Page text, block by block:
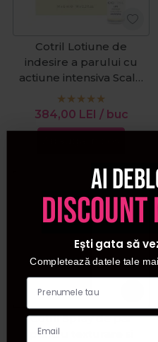
Cotril Lotiune de
indesire a parului cu
actiune intensiva Scalp
Care Life 14 fiolex6ml
384,00 LEI / buc
Cotril Spray de par
pentru texturare si
Ai
discount
Ești gata să
Completează datele tale